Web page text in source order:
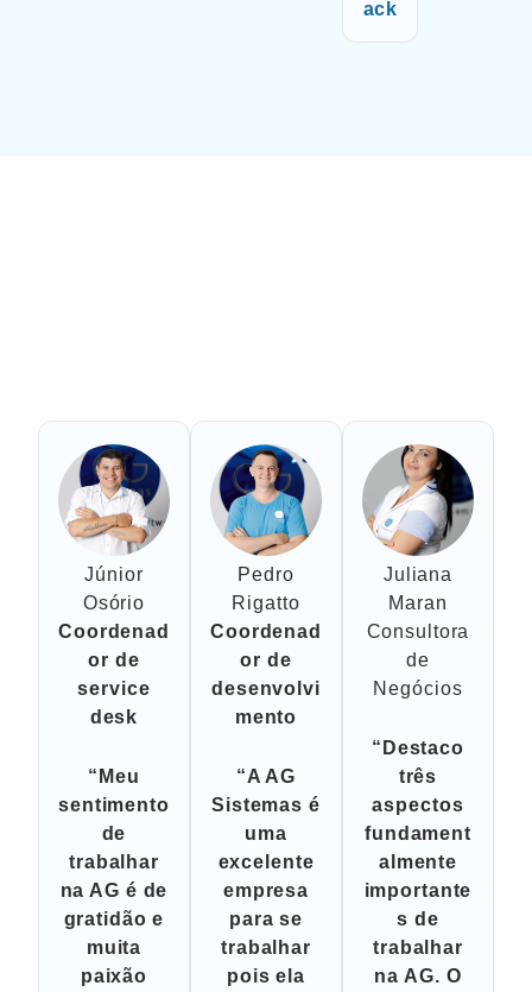
ack
Júnior
Osório
Coordenad
or de
service
desk
“Meu
sentimento
de
trabalhar
na AG é de
gratidão e
muita
paixão
Pedro
Rigatto
Coordenad
or de
desenvolvi
mento
“A AG
Sistemas é
uma
excelente
empresa
para se
trabalhar
pois ela
Juliana
Maran
Consultora
de
Negócios
“Destaco
três
aspectos
fundament
almente
importante
s de
trabalhar
na AG. O